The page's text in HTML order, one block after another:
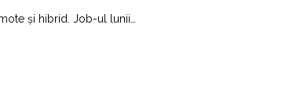
și hibrid. Job-ul lunii